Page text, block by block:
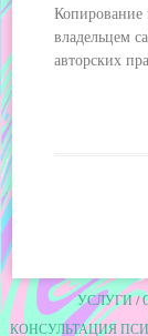
Копирование
владельцем
авторских
УСЛУГИ
КОНСУЛЬТАЦИЯ